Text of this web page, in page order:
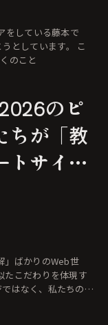
のこと
のピ
ちが「教
サイ
」ばかりのWeb世
たこだわりを体現す
はなく、私たちの剥